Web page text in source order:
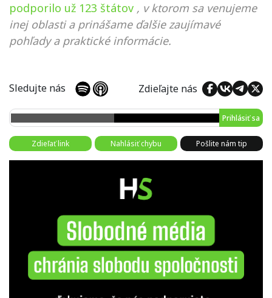
podporilo už 123 štátov , v ktorom sa venujeme
inej oblasti a prinášame ďalšie zaujímavé
pohľady a praktické informácie.
Sledujte nás Zdieľajte nás
Prihlásiť sa
Zdieľať link Nahlásiť chybu Pošlite nám tip